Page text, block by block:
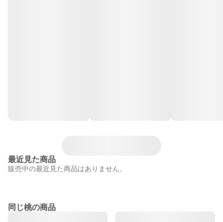
最近見た商品
販売中の最近見た商品はありません。
同じ桃の商品